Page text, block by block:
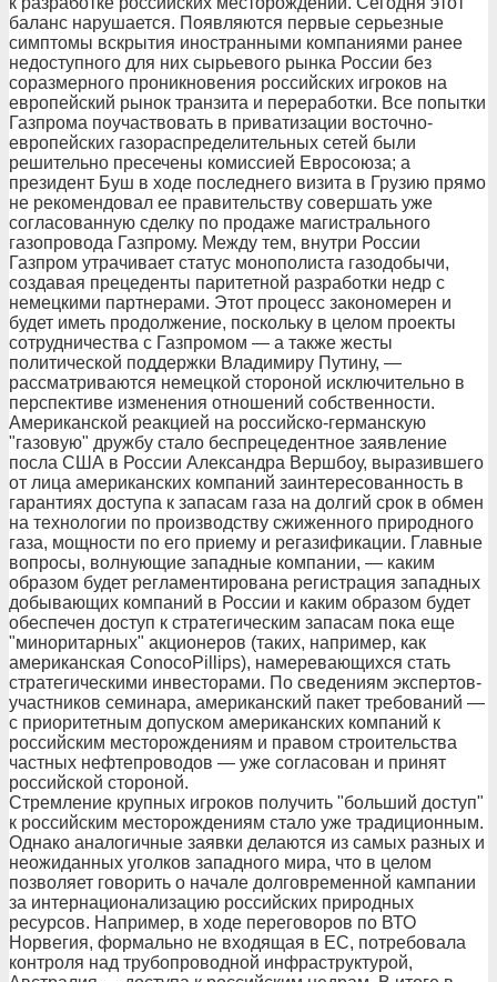
баланс нарушается. Появляются первые серьезные
симптомы вскрытия иностранными компаниями ранее
недоступного для них сырьевого рынка России без
соразмерного проникновения российских игроков на
европейский рынок транзита и переработки. Все попытки
Газпрома поучаствовать в приватизации восточно-
европейских газораспределительных сетей были
решительно пресечены комиссией Евросоюза; а
президент Буш в ходе последнего визита в Грузию прямо
не рекомендовал ее правительству совершать уже
согласованную сделку по продаже магистрального
газопровода Газпрому. Между тем, внутри России
Газпром утрачивает статус монополиста газодобычи,
создавая прецеденты паритетной разработки недр с
немецкими партнерами. Этот процесс закономерен и
будет иметь продолжение, поскольку в целом проекты
сотрудничества с Газпромом — а также жесты
политической поддержки Владимиру Путину, —
рассматриваются немецкой стороной исключительно в
перспективе изменения отношений собственности.
Американской реакцией на российско-германскую
"газовую" дружбу стало беспрецедентное заявление
посла США в России Александра Вершбоу, выразившего
от лица американских компаний заинтересованность в
гарантиях доступа к запасам газа на долгий срок в обмен
на технологии по производству сжиженного природного
газа, мощности по его приему и регазификации. Главные
вопросы, волнующие западные компании, — каким
образом будет регламентирована регистрация западных
добывающих компаний в России и каким образом будет
обеспечен доступ к стратегическим запасам пока еще
"миноритарных" акционеров (таких, например, как
американская ConocoPillips), намеревающихся стать
стратегическими инвесторами. По сведениям экспертов-
участников семинара, американский пакет требований —
с приоритетным допуском американских компаний к
российским месторождениям и правом строительства
частных нефтепроводов — уже согласован и принят
российской стороной.
Стремление крупных игроков получить "больший доступ"
к российским месторождениям стало уже традиционным.
Однако аналогичные заявки делаются из самых разных и
неожиданных уголков западного мира, что в целом
позволяет говорить о начале долговременной кампании
за интернационализацию российских природных
ресурсов. Например, в ходе переговоров по ВТО
Норвегия, формально не входящая в ЕС, потребовала
контроля над трубопроводной инфраструктурой,